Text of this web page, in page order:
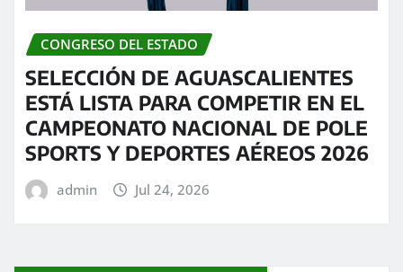
CONGRESO DEL ESTADO
SELECCIÓN DE AGUASCALIENTES
ESTÁ LISTA PARA COMPETIR EN EL
CAMPEONATO NACIONAL DE POLE
SPORTS Y DEPORTES AÉREOS 2026
admin Jul 24, 2026